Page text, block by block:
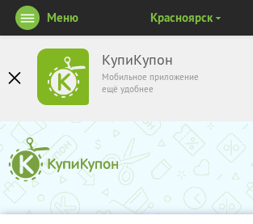
КупиКупон
Мобильное приложение
ещё удобнее
Меню Красноярск